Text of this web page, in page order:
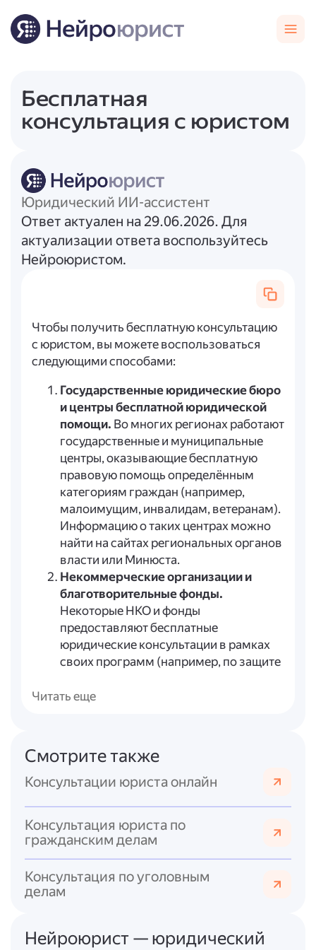
Бесплатная
консультация с юристом
Юридический ИИ-ассистент
Ответ актуален на 29.06.2026. Для
актуализации ответа воспользуйтесь
Нейроюристом.
Чтобы получить бесплатную консультацию
с юристом, вы можете воспользоваться
следующими способами:
Государственные юридические бюро
и центры бесплатной юридической
помощи. Во многих регионах работают
государственные и муниципальные
центры, оказывающие бесплатную
правовую помощь определённым
категориям граждан (например,
малоимущим, инвалидам, ветеранам).
Информацию о таких центрах можно
найти на сайтах региональных органов
власти или Минюста.
Некоммерческие организации и
благотворительные фонды.
Некоторые НКО и фонды
предоставляют бесплатные
юридические консультации в рамках
своих программ (например, по защите
прав детей и т. д.). Поищите
Студенты юридических факультетов
под руководством преподавателей
есть во многих крупных городах.
Информацию можно найти на сайтах
ассоциаций.
Онлайн-сервисы и форумы.
можно задать вопрос юристу
Читать еще
Смотрите также
Консультации юриста онлайн
Консультация юриста по
гражданским делам
Консультация по уголовным
делам
Нейроюрист — юридический